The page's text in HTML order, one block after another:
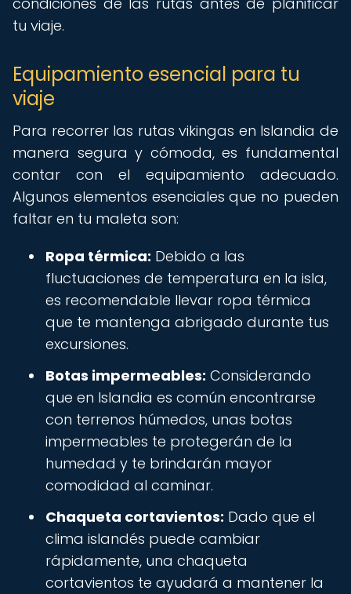
tu viaje.
Equipamiento esencial para tu
viaje
Para recorrer las rutas vikingas en Islandia de
manera segura y cómoda, es fundamental
contar con el equipamiento adecuado.
Algunos elementos esenciales que no pueden
faltar en tu maleta son:
Ropa térmica: Debido a las
fluctuaciones de temperatura en la isla,
es recomendable llevar ropa térmica
que te mantenga abrigado durante tus
excursiones.
Botas impermeables: Considerando
que en Islandia es común encontrarse
con terrenos húmedos, unas botas
impermeables te protegerán de la
humedad y te brindarán mayor
comodidad al caminar.
Chaqueta cortavientos: Dado que el
clima islandés puede cambiar
rápidamente, una chaqueta
cortavientos te ayudará a mantener la